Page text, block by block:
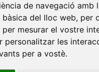
de navegació amb
del lloc web, per
per mesurar el vostre
personalitzar les
per a vostè.